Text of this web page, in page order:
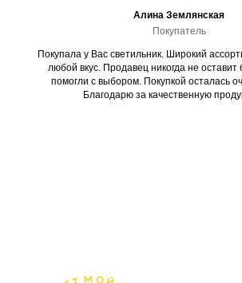
Алина Землянская
Покупатель
Покупала у Вас светильник. Широкий
любой вкус. Продавец никогда не оставит
помогли с выбором. Покупкой осталась
Благодарю за качественную